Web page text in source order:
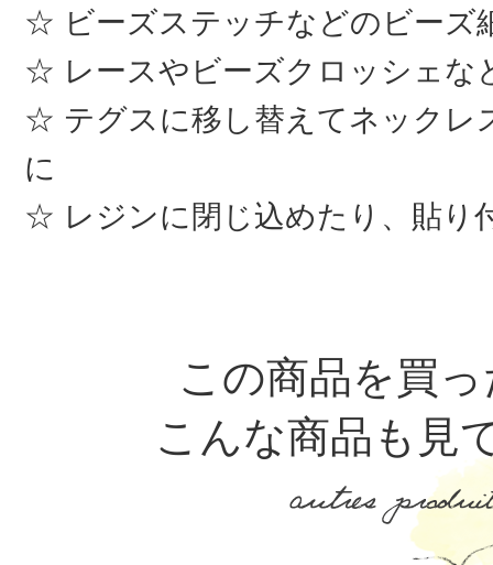
ビーズステッチなどのビーズ
レースやビーズクロッシェな
テグスに移し替えてネックレ
に
レジンに閉じ込めたり、貼り
この商品を買
こんな商品も見